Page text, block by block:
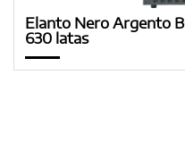
Elanto Nero Argento
630 latas